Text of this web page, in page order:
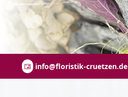
info@floristik-cruetzen.de